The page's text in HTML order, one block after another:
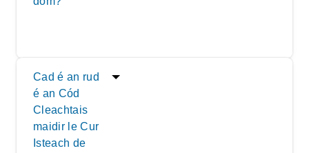
Cad é an rud
é an Cód
Cleachtais
maidir le Cur
Isteach de